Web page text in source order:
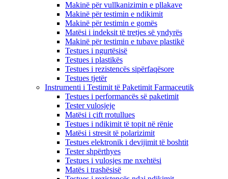
Makinë për vullkanizimin e pllakave
Makinë për testimin e ndikimit
Makinë për testimin e gomës
Matësi i indeksit të tretjes së yndyrës
Makinë për testimin e tubave plastikë
Testues i ngurtësisë
Testues i plastikës
Testues i rezistencës sipërfaqësore
Testues tjetër
Instrumenti i Testimit të Paketimit Farmaceutik
Testues i performancës së paketimit
Tester vulosjeje
Matësi i çift rrotullues
Testues i ndikimit të topit në rënie
Matësi i stresit të polarizimit
Testues elektronik i devijimit të boshtit
Tester shpërthyes
Testues i vulosjes me nxehtësi
Matës i trashësisë